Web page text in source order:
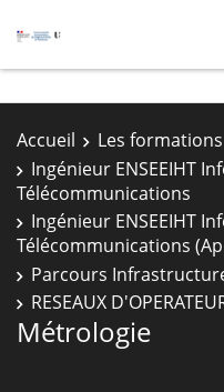
Accueil Les formations
Ingénieur ENSEEIHT
Télécommunications
Ingénieur ENSEEIHT
Télécommunications
Parcours
RESEAUX
Métrologie